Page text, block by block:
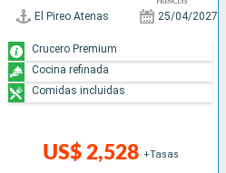
El Pireo Atenas 25/04/2027
US$ 2,528 +Tasas
Crucero Premium
Cocina refinada
Comidas incluidas